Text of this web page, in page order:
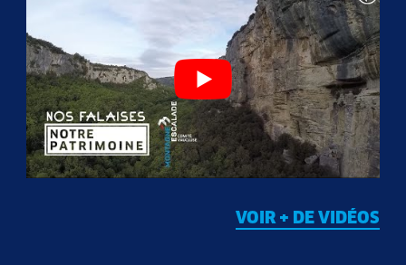
VOIR + DE VIDÉOS